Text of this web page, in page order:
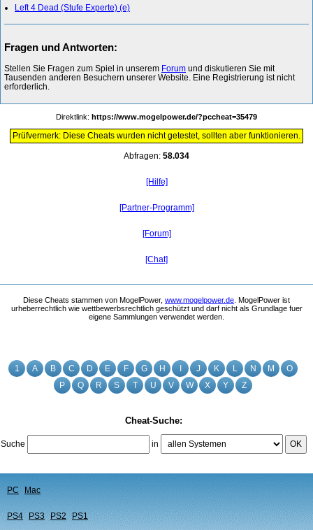
1 A B C D E F G H J K L N M
O
P
Q R S T U V W X Y Z
Cheat-Suche:
Suche in OK
PC Mac
PS4 PS3 PS2 PS1
Left 4 Dead (Stufe Experte) (e)
Fragen und Antworten:
Stellen Sie Fragen zum Spiel in unserem Forum und diskutieren Sie mit
Tausenden anderen Besuchern unserer Website. Eine Registrierung ist nicht
erforderlich.
Direktlink: https://www.mogelpower.de/?pccheat=35479
Prüfvermerk: Diese Cheats wurden nicht getestet, sollten aber funktionieren.
Abfragen: 58.034
[Hilfe]
[Partner-Programm]
[Forum]
[Chat]
Diese Cheats stammen von MogelPower, www.mogelpower.de. MogelPower ist
urheberrechtlich wie wettbewerbsrechtlich geschützt und darf nicht als Grundlage fuer
eigene Sammlungen verwendet werden.